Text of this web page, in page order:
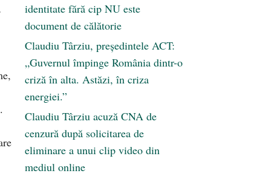
identitate fără cip NU este
document de călătorie
Claudiu Târziu, președintele ACT:
„Guvernul împinge România dintr-o
criză în alta. Astăzi, în criza
energiei.”
Claudiu Târziu acuză CNA de
cenzură după solicitarea de
eliminare a unui clip video din
mediul online